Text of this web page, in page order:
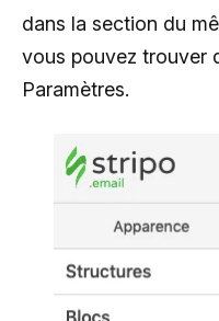
dans la section du
vous pouvez trouver
Paramètres.